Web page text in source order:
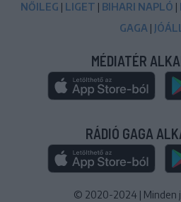
NŐILEG | LIGET | BIHARI NAPLÓ |
GAGA |
MÉDIATÉR
RÁDIÓ GAGA
© 2020-2024 | Minden